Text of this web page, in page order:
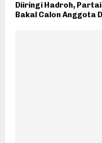
Diiringi Hadroh,
Bakal Calon Anggota